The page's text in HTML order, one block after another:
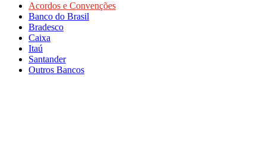
Acordos e Convenções
Banco do Brasil
Bradesco
Caixa
Itaú
Santander
Outros Bancos